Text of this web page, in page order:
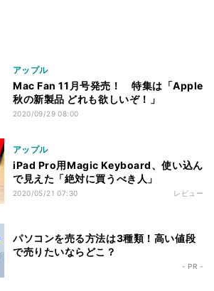
アップル
Mac Fan 11月号発売！ 特集は「Apple
秋の新製品 どれも欲しいぞ！」
2020/09/29 08:00
アップル
iPad Pro用Magic Keyboard、使い込ん
で見えた「絶対に買うべき人」
2020/05/21 07:30 レビュー
パソコンを売る方法は3種類！高い値段
で売りたいならどこ？
- PR -